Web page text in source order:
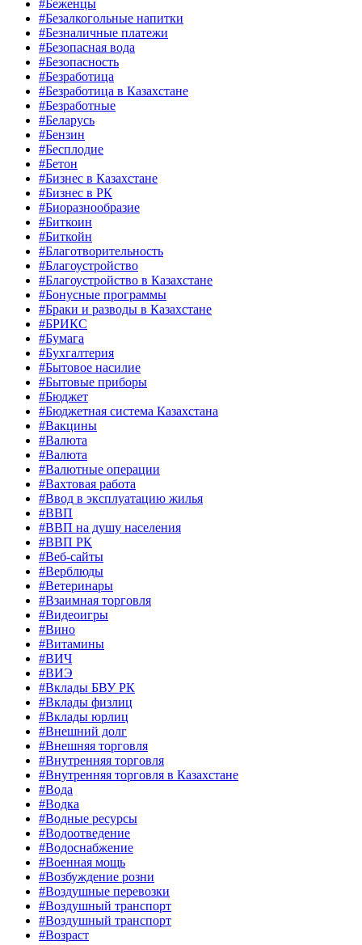
#Беженцы
#Безалкогольные напитки
#Безналичные платежи
#Безопасная вода
#Безопасность
#Безработица
#Безработица в Казахстане
#Безработные
#Беларусь
#Бензин
#Бесплодие
#Бетон
#Бизнес в Казахстане
#Бизнес в РК
#Биоразнообразие
#Биткоин
#Биткойн
#Благотворительность
#Благоустройство
#Благоустройство в Казахстане
#Бонусные программы
#Браки и разводы в Казахстане
#БРИКС
#Бумага
#Бухгалтерия
#Бытовое насилие
#Бытовые приборы
#Бюджет
#Бюджетная система Казахстана
#Вакцины
#Валюта
#Валюта
#Валютные операции
#Вахтовая работа
#Ввод в эксплуатацию жилья
#ВВП
#ВВП на душу населения
#ВВП РК
#Веб-сайты
#Верблюды
#Ветеринары
#Взаимная торговля
#Видеоигры
#Вино
#Витамины
#ВИЧ
#ВИЭ
#Вклады БВУ РК
#Вклады физлиц
#Вклады юрлиц
#Внешний долг
#Внешняя торговля
#Внутренняя торговля
#Внутренняя торговля в Казахстане
#Вода
#Водка
#Водные ресурсы
#Водоотведение
#Водоснабжение
#Военная мощь
#Возбуждение розни
#Воздушные перевозки
#Воздушный транспорт
#Воздушный транспорт
#Возраст